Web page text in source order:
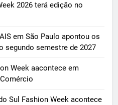
2026 terá edição no
em São Paulo apontou os
segundo semestre de 2027
Week aacontece em
Sul Fashion Week acontece